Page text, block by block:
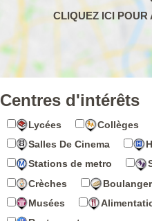
Centres d'intérêts
Lycées Collèges
Salles De Cinema
Stations de metro
Crèches
Musées